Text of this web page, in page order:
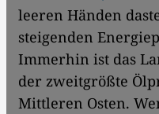
leeren Händen
steigenden
Immerhin ist das
der zweitgrößte
Mittleren Osten.